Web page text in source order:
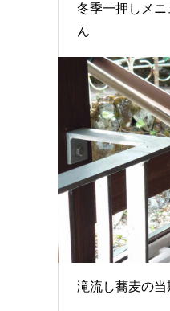
冬季一押しメ
ん
滝流し蕎麦の当